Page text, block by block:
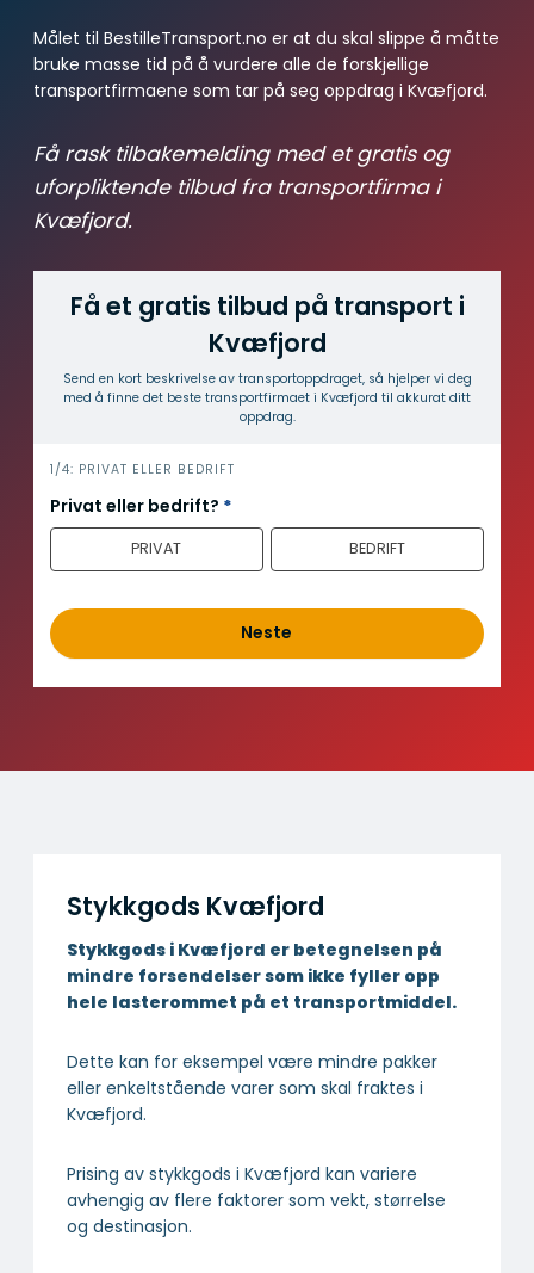
Målet til BestilleTransport.no er at du skal slippe å måtte
bruke masse tid på å vurdere alle de forskjellige
transportfirmaene som tar på seg oppdrag i Kvæfjord.
Få rask tilbakemelding med et gratis og
uforpliktende tilbud fra transportfirma i
Kvæfjord.
Få et gratis tilbud på transport i
Kvæfjord
Send en kort beskrivelse av transport­oppdraget, så hjelper vi deg
med å finne det beste transport­firmaet i Kvæfjord til akkurat ditt
oppdrag.
i
n
n
o
d
1/4: PRIVAT ELLER BEDRIFT
Privat eller bedrift? *
PRIVAT BEDRIFT
Neste
Stykkgods Kvæfjord
Stykkgods i Kvæfjord er betegnelsen på
mindre forsendelser som ikke fyller opp
hele lasterommet på et transportmiddel.
Dette kan for eksempel være mindre pakker
eller enkeltstående varer som skal fraktes i
Kvæfjord.
Prising av stykkgods i Kvæfjord kan variere
avhengig av flere faktorer som vekt, størrelse
og destinasjon.